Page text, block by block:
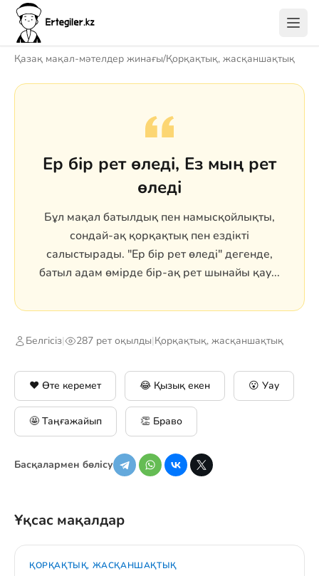
Қазақ мақал-мәтелдер жинағы/Қорқақтық, жасқаншақтық
Ер бір рет өледі, Ез мың рет
өледі
Бұл мақал батылдық пен намысқойлықты,
сондай-ақ қорқақтық пен ездікті
салыстырады. "Ер бір рет өледі" дегенде,
батыл адам өмірде бір-ақ рет шынайы қау...
Белгісіз| 287 рет оқылды|Қорқақтық, жасқаншақтық
❤️ Өте керемет 😂 Қызық екен 😮 Уау
🤩 Таңғажайып 👏 Браво
Басқалармен бөлісу
Ұқсас мақалдар
ҚОРҚАҚТЫҚ, ЖАСҚАНШАҚТЫҚ